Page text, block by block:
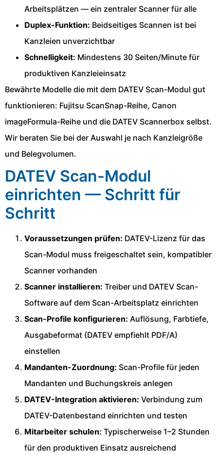
Arbeitsplätzen — ein zentraler Scanner für alle
Duplex-Funktion: Beidseitiges Scannen ist bei
Kanzleien unverzichtbar
Schnelligkeit: Mindestens 30 Seiten/Minute für
produktiven Kanzleieinsatz
Bewährte Modelle die mit dem DATEV Scan-Modul gut
funktionieren: Fujitsu ScanSnap-Reihe, Canon
imageFormula-Reihe und die DATEV Scannerbox selbst.
Wir beraten Sie bei der Auswahl je nach Kanzleigröße
und Belegvolumen.
DATEV Scan-Modul
einrichten — Schritt für
Schritt
Voraussetzungen prüfen: DATEV-Lizenz für das
Scan-Modul muss freigeschaltet sein, kompatibler
Scanner vorhanden
Scanner installieren: Treiber und DATEV Scan-
Software auf dem Scan-Arbeitsplatz einrichten
Scan-Profile konfigurieren: Auflösung, Farbtiefe,
Ausgabeformat (DATEV empfiehlt PDF/A)
einstellen
Mandanten-Zuordnung: Scan-Profile für jeden
Mandanten und Buchungskreis anlegen
DATEV-Integration aktivieren: Verbindung zum
DATEV-Datenbestand einrichten und testen
Mitarbeiter schulen: Typischerweise 1–2 Stunden
für den produktiven Einsatz ausreichend